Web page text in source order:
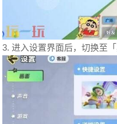
3. 进入设置界面后，切换至